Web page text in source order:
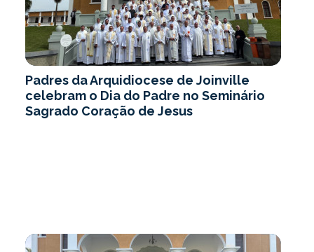
Padres da Arquidiocese de Joinville
celebram o Dia do Padre no Seminário
Sagrado Coração de Jesus